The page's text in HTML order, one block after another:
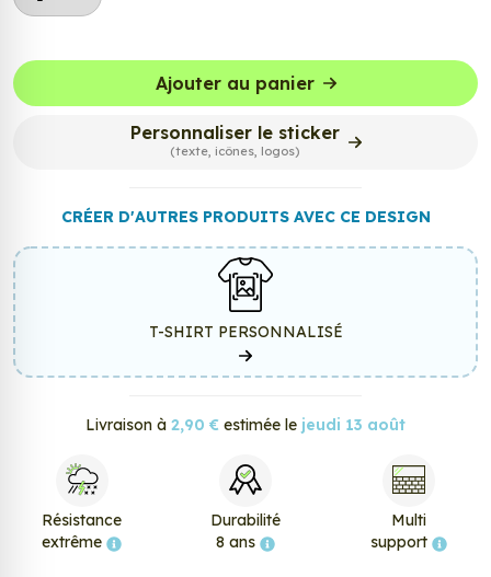
Ajouter au panier
Personnaliser le sticker
(texte, icônes, logos)
CRÉER D'AUTRES PRODUITS AVEC CE DESIGN
T-SHIRT PERSONNALISÉ
Livraison à 2,90 € estimée le jeudi 13 août
Résistance
extrême
Durabilité
8 ans
Multi
support